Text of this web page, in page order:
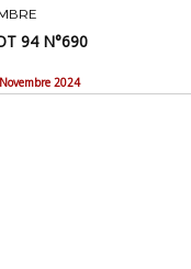
94 N°690
2024